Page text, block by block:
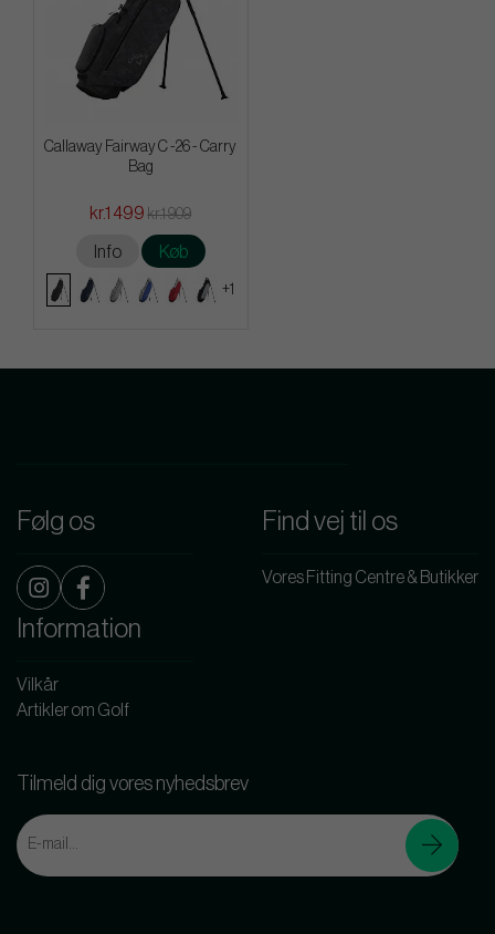
Callaway Fairway C -26 - Carry
Bag
kr.1 499 kr.1 909
Info Køb
+1
Følg os Find vej til os
Vores Fitting Centre & Butikker
Information
Vilkår
Artikler om Golf
Tilmeld dig vores nyhedsbrev